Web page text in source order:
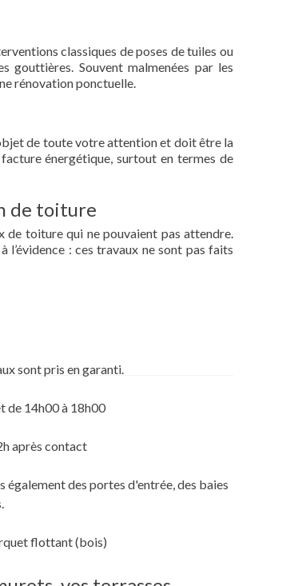
classiques de poses de tuiles ou
gouttières. Souvent malmenées par les
rénovation ponctuelle.
de toute votre attention et doit être la
énergétique, surtout en termes de
de toiture
de toiture qui ne pouvaient pas attendre.
l’évidence : ces travaux ne sont pas faits
sont pris en garanti.
de 14h00 à 18h00
après contact
également des portes d'entrée, des baies
flottant (bois)